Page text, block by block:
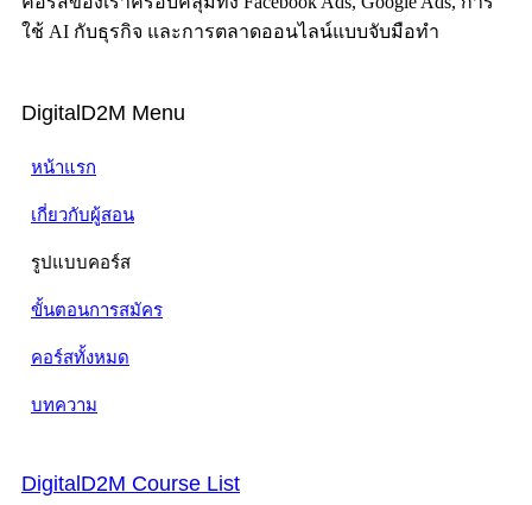
ใช้ AI กับธุรกิจ และการตลาดออนไลน์แบบจับมือทำ
DigitalD2M Menu
หน้าแรก
เกี่ยวกับผู้สอน
รูปแบบคอร์ส
ขั้นตอนการสมัคร
คอร์สทั้งหมด
บทความ
DigitalD2M Course List